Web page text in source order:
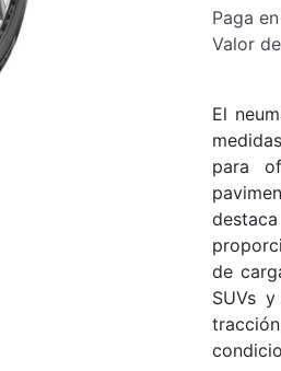
Paga
Valor
El
para
de
SUVs